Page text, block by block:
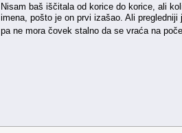
Nisam baš iščitala od korice do korice, ali
imena, pošto je on prvi izašao. Ali
pa ne mora čovek stalno da se vraća na